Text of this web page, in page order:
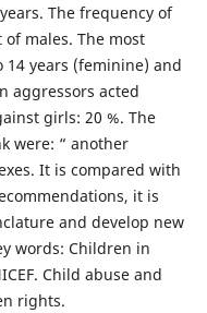
The frequency of
males. The most
years (feminine) and
aggressors acted
girls: 20 %. The
were: “ another
It is compared with
it is
and develop new
words: Children in
Child abuse and
rights.